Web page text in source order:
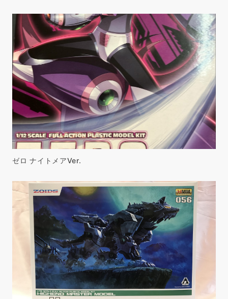
ゼロ ナイトメアVer.